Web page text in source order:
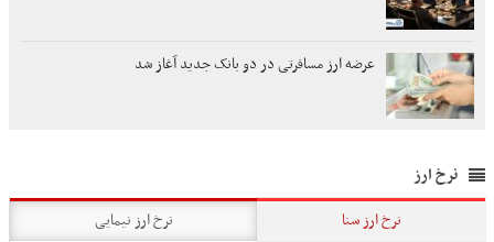
عرضه ارز مسافرتی در دو بانک جدید آغاز شد
نرخ ارز
نرخ ارز سنا
نرخ ارز نیمایی